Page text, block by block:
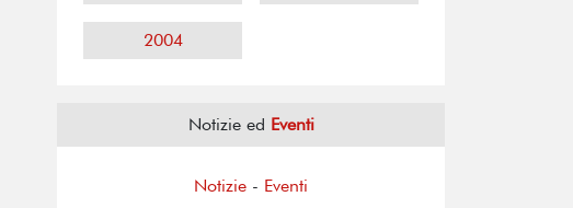
2004
Notizie ed Eventi
Notizie - Eventi